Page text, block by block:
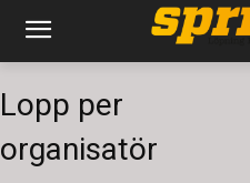
Lopp per
organisatör